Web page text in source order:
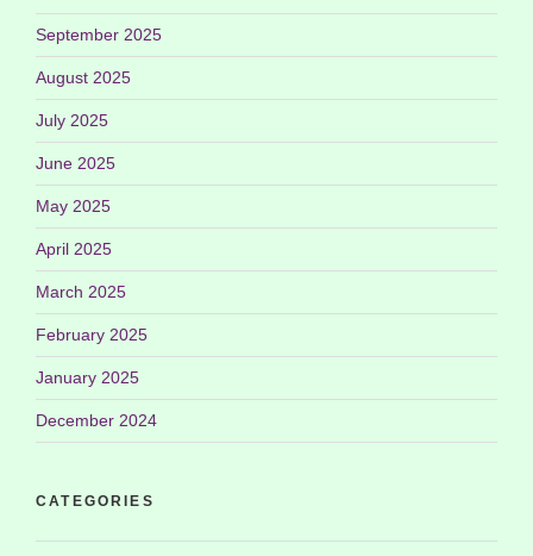
September 2025
August 2025
July 2025
June 2025
May 2025
April 2025
March 2025
February 2025
January 2025
December 2024
CATEGORIES